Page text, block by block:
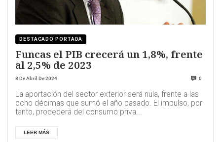
DESTACADO PORTADA
Funcas el PIB crecerá un 1,8%, frente
al 2,5% de 2023
8 De Abril De 2024 0
La aportación del sector exterior será nula, frente a las
ocho décimas que sumó el año pasado. El impulso, por
tanto, procederá del consumo priva...
LEER MÁS